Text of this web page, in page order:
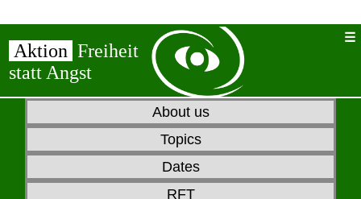
Aktion Freiheit
statt Angst
About us
Topics
Dates
RFT